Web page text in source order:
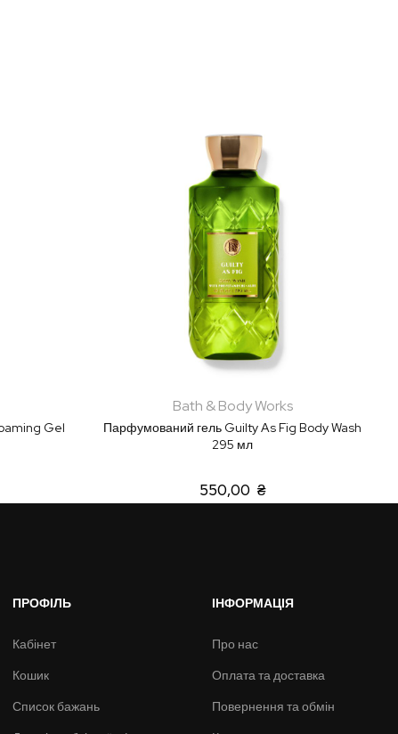
Gel
Bath & Body Works
Парфумований гель Guilty As Fig Body Wash
295 мл
550,00 ₴
ПРОФІЛЬ
Кабінет
Кошик
Список бажань
ІНФОРМАЦІЯ
Про нас
Оплата та доставка
Повернення та обмін